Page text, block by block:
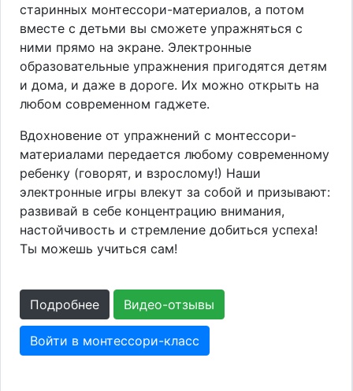
старинных монтессори-материалов, а потом
вместе с детьми вы сможете упражняться с
ними прямо на экране. Электронные
образовательные упражнения пригодятся детям
и дома, и даже в дороге. Их можно открыть на
любом современном гаджете.
Вдохновение от упражнений с монтессори-
материалами передается любому современному
ребенку (говорят, и взрослому!) Наши
электронные игры влекут за собой и призывают:
развивай в себе концентрацию внимания,
настойчивость и стремление добиться успеха!
Ты можешь учиться сам!
Подробнее Видео-отзывы
Войти в монтессори-класс